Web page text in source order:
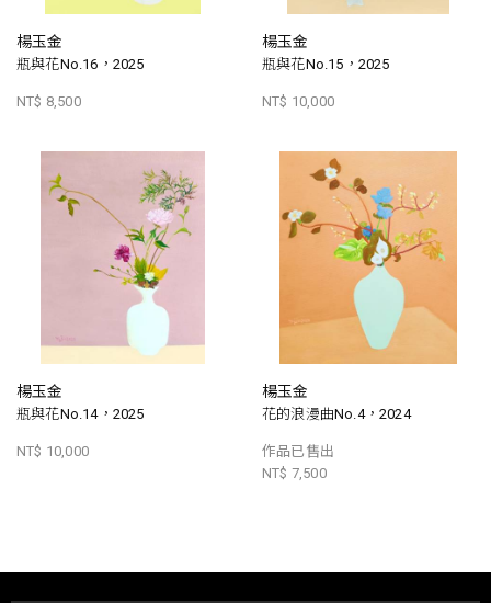
楊玉金
瓶與花No.16，2025
NT$ 8,500
楊玉金
瓶與花No.15，2025
NT$ 10,000
楊玉金
瓶與花No.14，2025
NT$ 10,000
楊玉金
花的浪漫曲No.4，2024
作品已售出
NT$ 7,500